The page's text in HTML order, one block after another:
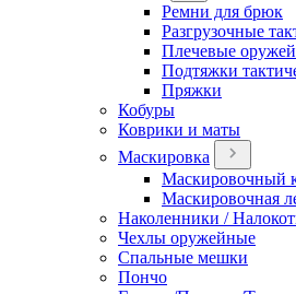
Ремни для брюк
Разгрузочные
Плечевые
Подтяжки
Пряжки
Кобуры
Коврики и маты
Маскировка
Маскировочный
Маскировочная
Наколенники /
Чехлы оружейные
Спальные мешки
Пончо